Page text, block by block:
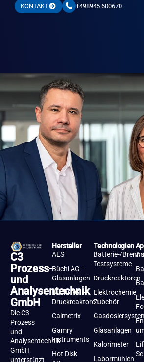
KONTAKT +498945 600670
C3
Prozess-
und
Analysentechnik
GmbH
Die C3
Prozess
und
Analysentechnik
GmbH
unterstützt
Hersteller
ALS
Büchi AG –
Glasanlagen
Büchi AG –
Druckreaktoren
Calmetrix
Gamry
Instruments
Hot Disk
Technologien
Batterie-/
Testsysteme
Druckreaktoren
Elektrochemie
Zubehör
Glasanlagen
Kalorimeter
Labormühlen